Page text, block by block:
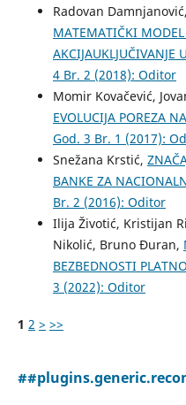
Radovan Damnjanović,
MATEMATIČKI
AKCIJAUKLJUČIVANJE
4 Br. 2 (2018): Oditor
Momir Kovačević,
EVOLUCIJA POREZA
God. 3 Br. 1 (2017):
Snežana Krstić,
BАNKЕ ZА
Br. 2 (2016): Oditor
Ilija Životić, Kristijan
Nikolić, Bruno Đuran,
BEZBEDNOSTI
3 (2022): Oditor
1 2 > >>